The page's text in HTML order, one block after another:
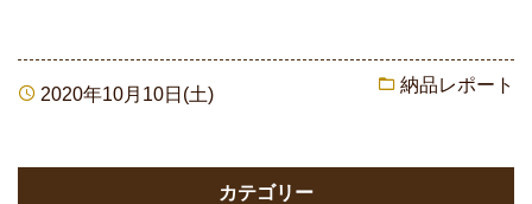
納品レポート
2020年10月10日(土)
カテゴリー